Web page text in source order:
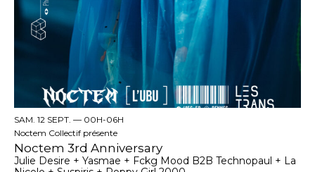
SAM. 12 SEPT. — 00H-06H
Noctem Collectif présente
Noctem 3rd Anniversary
Julie Desire + Yasmae + Fckg Mood B2B Technopaul + La